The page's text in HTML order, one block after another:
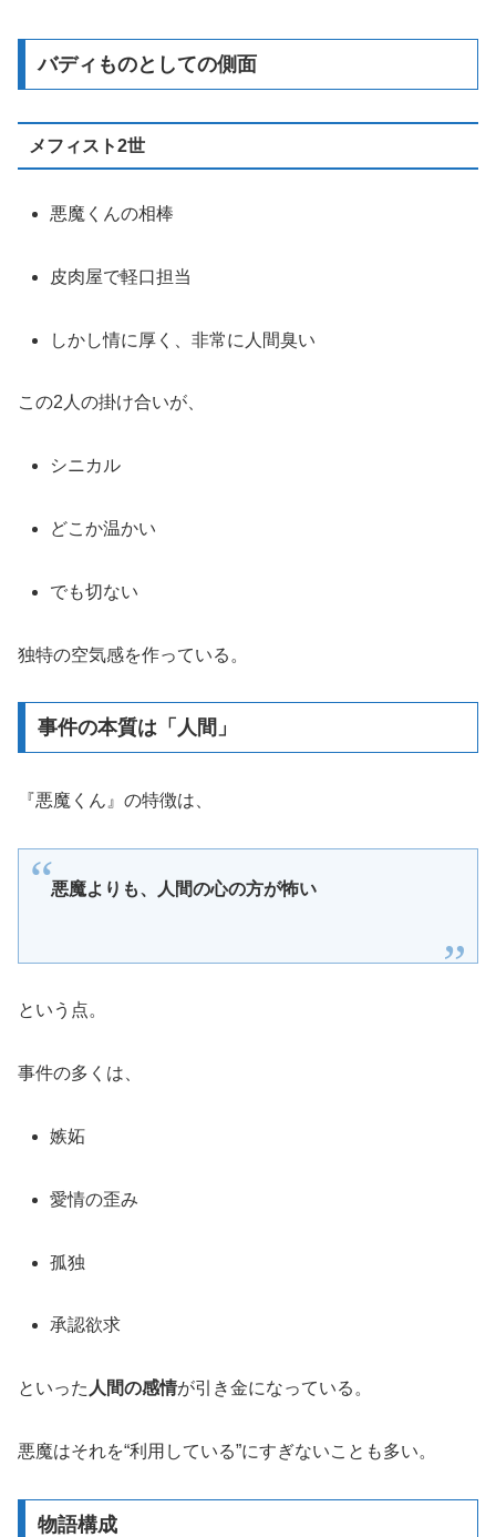
バディものとしての側面
メフィスト2世
悪魔くんの相棒
皮肉屋で軽口担当
しかし情に厚く、非常に人間臭い
この2人の掛け合いが、
シニカル
どこか温かい
でも切ない
独特の空気感を作っている。
事件の本質は「人間」
『悪魔くん』の特徴は、
悪魔よりも、人間の心の方が怖い
という点。
事件の多くは、
嫉妬
愛情の歪み
孤独
承認欲求
といった 人間の感情が引き金になっている。
悪魔はそれを“利用している”にすぎないことも多い。
物語構成